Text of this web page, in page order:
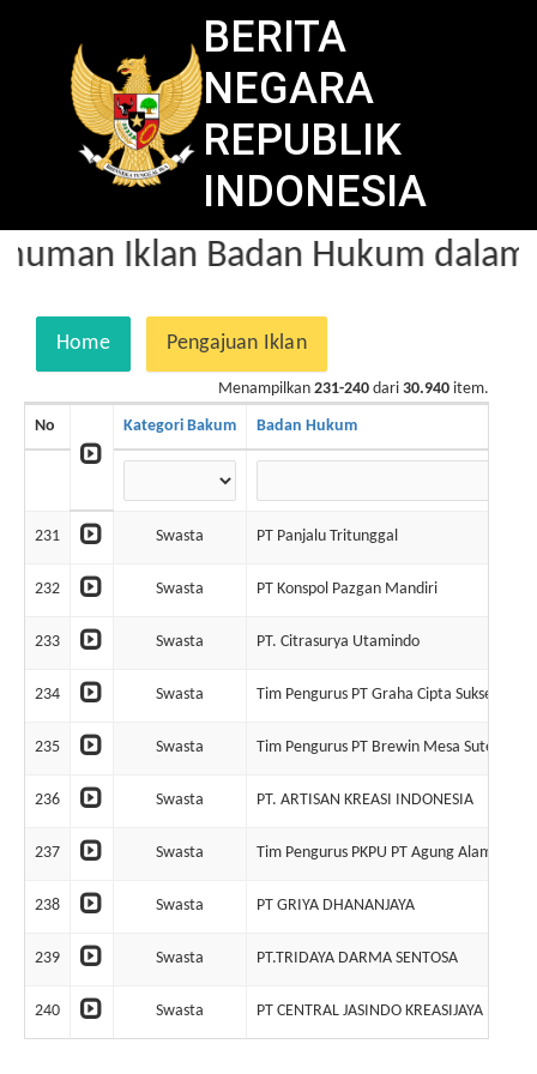
BERITA
NEGARA
REPUBLIK
INDONESIA
Iklan Badan Hukum dalam
Home Pengajuan Iklan
Menampilkan 231-240 dari 30.940 item.
No Kategori Bakum Badan Hukum
231 Swasta PT Panjalu Tritunggal
232 Swasta PT Konspol Pazgan Mandiri
233 Swasta PT. Citrasurya Utamindo
234 Swasta Tim Pengurus PT Graha Cipta
235 Swasta Tim Pengurus PT Brewin Mesa Sutera
236 Swasta PT. ARTISAN KREASI INDONESIA
237 Swasta Tim Pengurus PKPU PT Agung Alam
238 Swasta PT GRIYA DHANANJAYA
239 Swasta PT.TRIDAYA DARMA SENTOSA
240 Swasta PT CENTRAL JASINDO KREASIJAYA